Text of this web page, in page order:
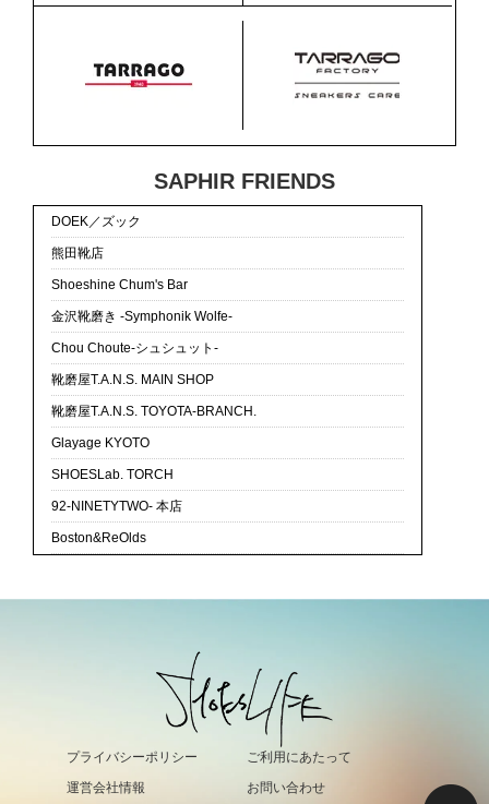
SAPHIR FRIENDS
DOEK／ズック
熊田靴店
Shoeshine Chum's Bar
金沢靴磨き -Symphonik Wolfe-
Chou Choute-シュシュット-
靴磨屋T.A.N.S. MAIN SHOP
靴磨屋T.A.N.S. TOYOTA-BRANCH.
Glayage KYOTO
SHOESLab. TORCH
92-NINETYTWO- 本店
Boston&ReOlds
プライバシーポリシー
ご利用にあたって
運営会社情報
お問い合わせ